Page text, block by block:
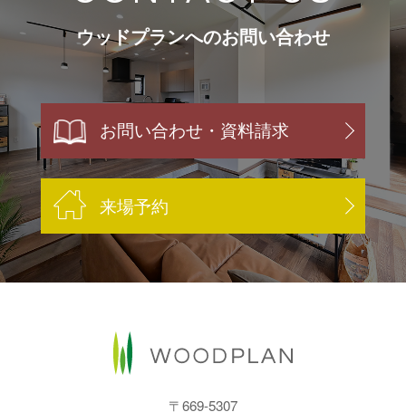
ウッドプランへのお問い合わせ
お問い合わせ・資料請求
来場予約
〒669-5307